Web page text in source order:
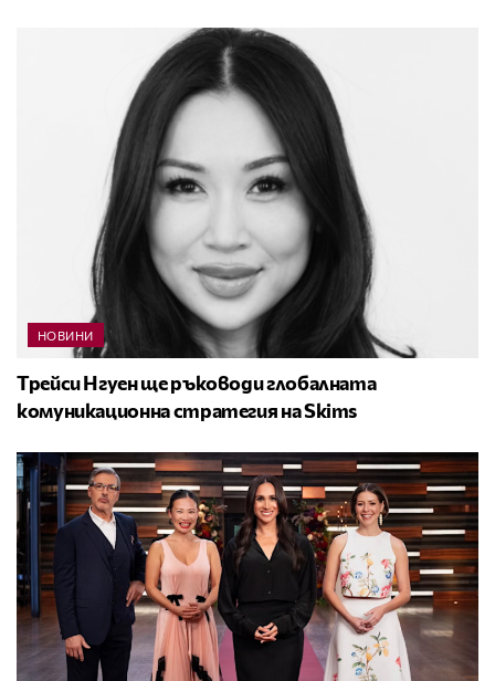
НОВИНИ
Трейси Нгуен ще ръководи глобалната
комуникационна стратегия на Skims